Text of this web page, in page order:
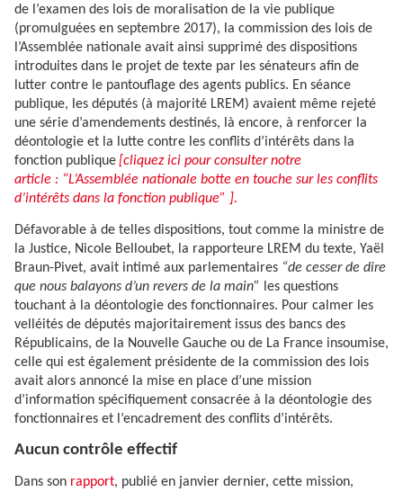
de l’examen des lois de moralisation de la vie publique
(promulguées en septembre 2017), la commission des lois de
l’Assemblée nationale avait ainsi supprimé des dispositions
introduites dans le projet de texte par les sénateurs afin de
lutter contre le pantouflage des agents publics. En séance
publique, les députés (à majorité LREM) avaient même rejeté
une série d’amendements destinés, là encore, à renforcer la
déontologie et la lutte contre les conflits d’intérêts dans la
fonction publique[cliquez ici pour consulter notre
article : “L’Assemblée nationale botte en touche sur les conflits
d’intérêts dans la fonction publique” ].
Défavorable à de telles dispositions, tout comme la ministre de
la Justice, Nicole Belloubet, la rapporteure LREM du texte, Yaël
Braun-Pivet, avait intimé aux parlementaires “de cesser de dire
que nous balayons d’un revers de la main”
les questions
touchant à la déontologie des fonctionnaires. Pour calmer les
velléités de députés majoritairement issus des bancs des
Républicains, de la Nouvelle Gauche ou de La France insoumise,
celle qui est également présidente de la commission des lois
avait alors annoncé la mise en place d’une mission
d’information spécifiquement consacrée à la déontologie des
fonctionnaires et l’encadrement des conflits d’intérêts.
Aucun contrôle effectif
Dans son rapport, publié en janvier dernier, cette mission,